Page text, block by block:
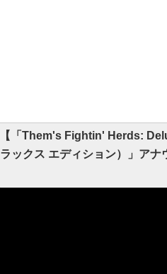
【「Them's Fightin' Herds:
ラックス エディション）」ア